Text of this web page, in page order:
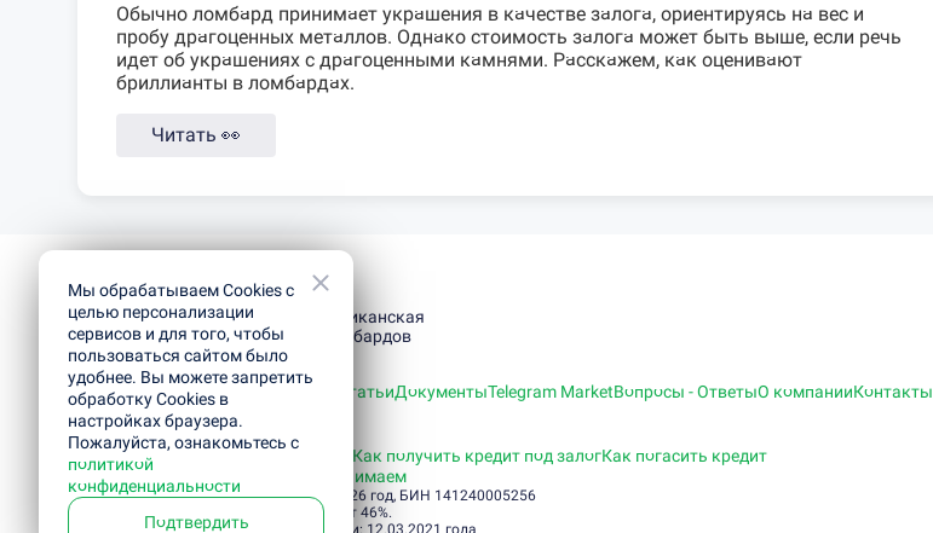
Мы обрабатываем Cookies с
целью персонализации
сервисов и для того, чтобы
пользоваться сайтом было
удобнее. Вы можете запретить
обработку Cookies в
настройках браузера.
Пожалуйста, ознакомьтесь с
политикой
конфиденциальности
Подтвердить
Обычно ломбард принимает украшения в качестве залога, ориентируясь на вес и
пробу драгоценных металлов. Однако стоимость залога может быть выше, если речь
идет об украшениях с драгоценными камнями. Расскажем, как оценивают
бриллианты в ломбардах.
Читать 👀
Республиканская
сеть ломбардов
Оценить техникуОценить золото СтатьиДокументыTelegram MarketВопросы - ОтветыО компанииКонтакты
Полезная информация
Как отсрочить погашение кредита Как получить кредит под залогКак погасить кредит
Как мы работаем
Какие вещи принимаем
ТОО «Ломбард «Деньги населению», 2026 год, БИН 141240005256
ГЭСВ при оформлении микрокредита от 46%.
Лицензия № : 10.21.0017.Л, Дата выдачи: 12.03.2021 года